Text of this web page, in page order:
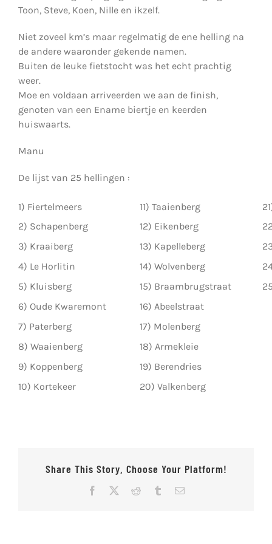
Toon, Steve, Koen, Nille en ikzelf.
Niet zoveel km’s maar regelmatig de ene helling na
de andere waaronder gekende namen.
Buiten de leuke fietstocht was het echt prachtig
weer.
Moe en voldaan arriveerden we aan de finish,
genoten van een Ename biertje en keerden
huiswaarts.
Manu
De lijst van 25 hellingen :
1) Fiertelmeers 11) Taaienberg
2) Schapenberg
12) Eikenberg
3) Kraaiberg
13) Kapelleberg
4) Le Horlitin
14) Wolvenberg
5) Kluisberg
15) Braambrugstraat
6) Oude Kwaremont
16) Abeelstraat
7) Paterberg
17) Molenberg
8) Waaienberg
18) Armekleie
9) Koppenberg
19) Berendries
10) Kortekeer
20) Valkenberg
Share This Story, Choose Your Platform!
Facebook Reddit TumblrE-